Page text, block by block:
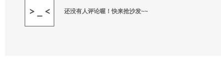
还没有人评论喔！快来抢沙发~~